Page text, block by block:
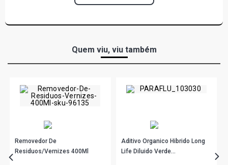
Quem viu, viu também
Removedor De
Residuos/Vernizes 400Ml
Aditivo Organico Hibrido Long
Life Diluido Verde